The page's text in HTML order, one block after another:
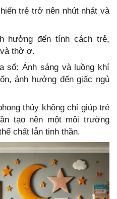
trẻ trở nên nhút nhát và
hưởng đến tính cách trẻ,
thờ ơ.
sổ: Ánh sáng và luồng khí
ảnh hưởng đến giấc ngủ
thủy không chỉ giúp trẻ
tạo nên một môi trường
chất lẫn tinh thần.